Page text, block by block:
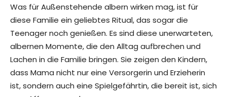
Was für Außenstehende albern wirken mag, ist für
diese Familie ein geliebtes Ritual, das sogar die
Teenager noch genießen. Es sind diese unerwarteten,
albernen Momente, die den Alltag aufbrechen und
Lachen in die Familie bringen. Sie zeigen den Kindern,
dass Mama nicht nur eine Versorgerin und Erzieherin
ist, sondern auch eine Spielgefährtin, die bereit ist, sich